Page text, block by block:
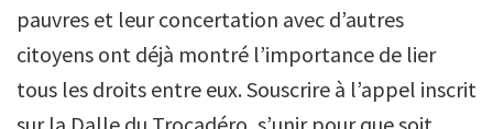
pauvres et leur concertation avec d’autres
citoyens ont déjà montré l’importance de lier
tous les droits entre eux. Souscrire à l’appel inscrit